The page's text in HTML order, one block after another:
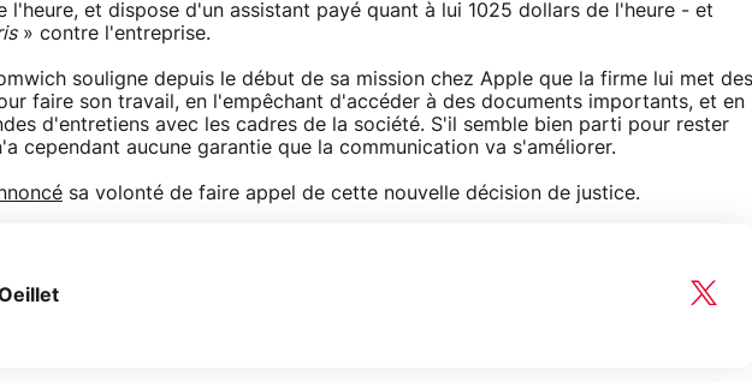
l'heure, et dispose d'un assistant payé quant à lui 1025 dollars de l'heure - et
» contre l'entreprise.
souligne depuis le début de sa mission chez Apple que la firme lui met des
faire son travail, en l'empêchant d'accéder à des documents importants, et en
d'entretiens avec les cadres de la société. S'il semble bien parti pour rester
cependant aucune garantie que la communication va s'améliorer.
sa volonté de faire appel de cette nouvelle décision de justice.